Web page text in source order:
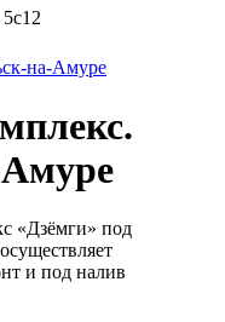
на-Амуре
«Дзёмги» под
и под налив